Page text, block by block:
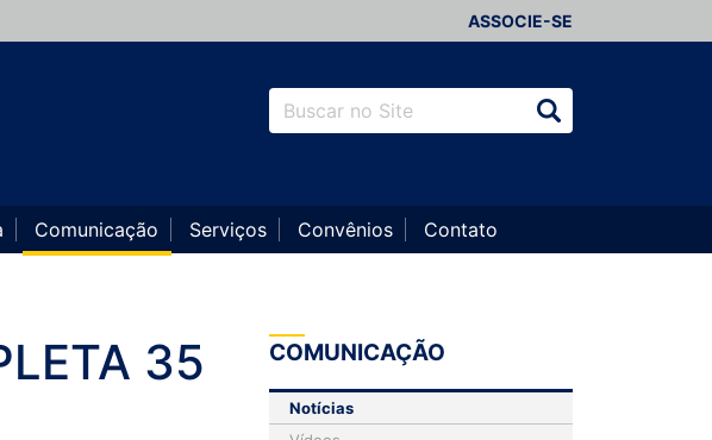
ASSOCIE-SE
Comunicação Serviços Convênios Contato
35
COMUNICAÇÃO
Notícias